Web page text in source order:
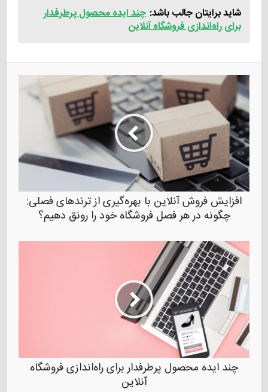
شاید برایتان جالب باشد: چند ایده محصول پرطرفدار
برای راه‌اندازی فروشگاه آنلاین
افزایش فروش آنلاین با بهره‌گیری از ترندهای فصلی:
چگونه در هر فصل فروشگاه خود را رونق دهیم؟
چند ایده محصول پرطرفدار برای راه‌اندازی فروشگاه
آنلاین